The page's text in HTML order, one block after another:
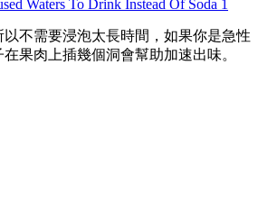
不需要浸泡太長時間，如果你是急性
果肉上插幾個洞會幫助加速出味。